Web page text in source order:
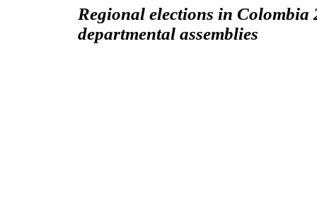
Regional elections in Colombia
departmental assemblies